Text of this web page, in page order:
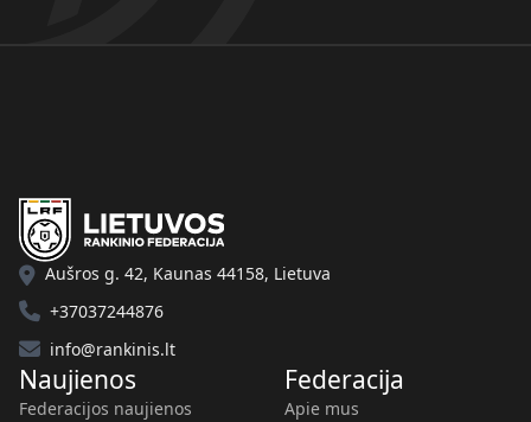
Aušros g. 42, Kaunas 44158, Lietuva
+37037244876
info@rankinis.lt
Naujienos
Federacijos naujienos
Federacija
Apie mus